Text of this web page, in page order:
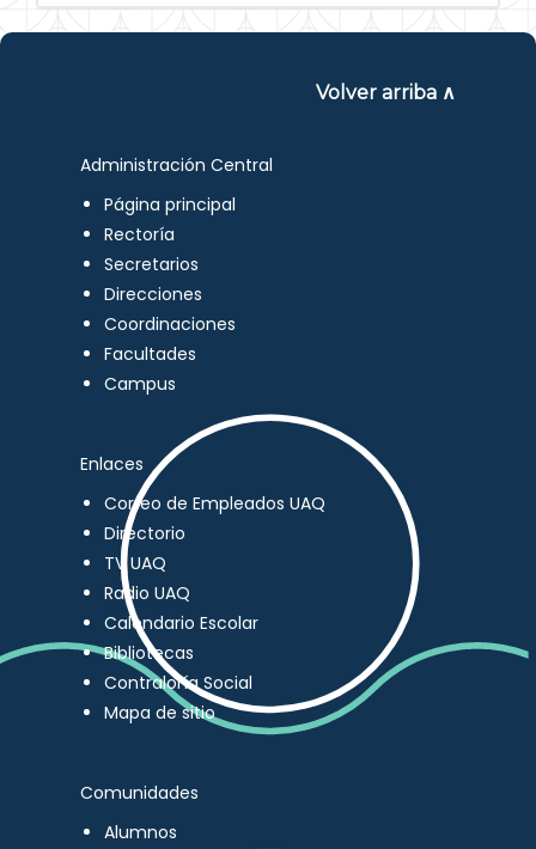
Volver arriba ∧
Administración Central
Página principal
Rectoría
Secretarios
Direcciones
Coordinaciones
Facultades
Campus
Enlaces
Correo de Empleados UAQ
Directorio
TV UAQ
Radio UAQ
Calendario Escolar
Bibliotecas
Contraloría Social
Mapa de sitio
Comunidades
Alumnos